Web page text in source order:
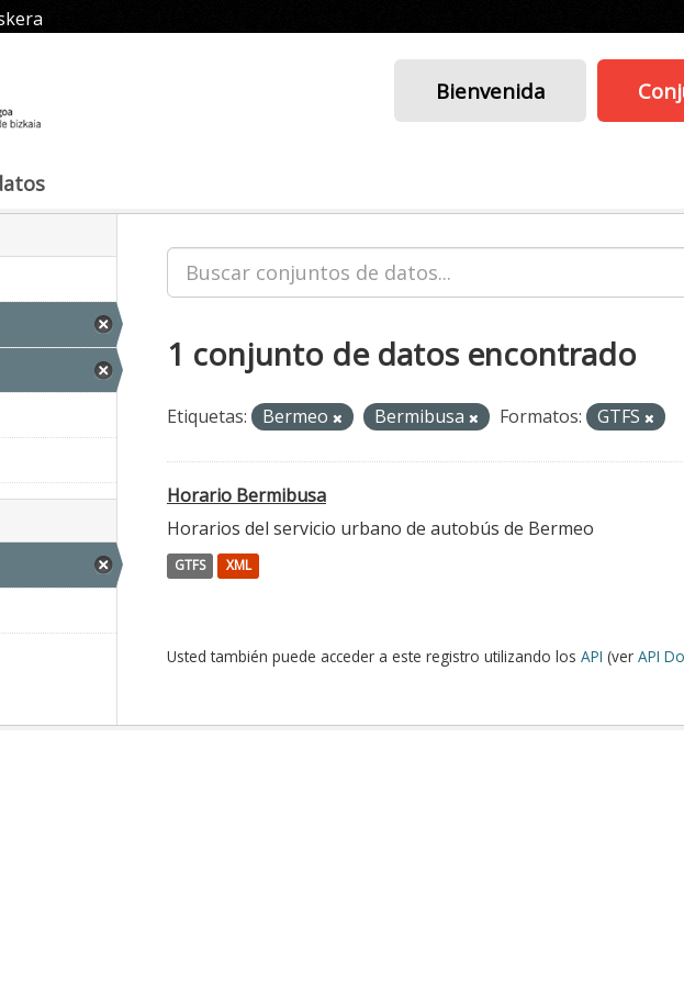
Bienvenida
1 conjunto de datos encontrado
Etiquetas: Bermeo Bermibusa Formatos: GTFS
Horario Bermibusa
Horarios del servicio urbano de autobús de Bermeo
GTFS XML
Usted también puede acceder a este registro utilizando los API (ver API